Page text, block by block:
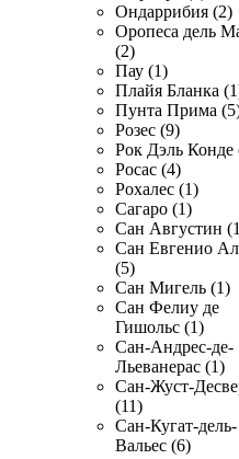
Ондаррибия (2)
Оропеса дель
(2)
Пау (1)
Плайя Бланка
Пунта Прима
Розес (9)
Рок Дэль Конде
Росас (4)
Рохалес (1)
Сагаро (1)
Сан Августин
Сан Евгенио
(5)
Сан Мигель (1)
Сан Фелиу де
Гишольс (1)
Сан-Андрес-де-
Льеванерас (1)
Сан-Жуст-
(11)
Сан-Кугат-дель-
Вальес (6)